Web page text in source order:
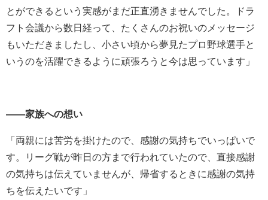
とができるという実感がまだ正直湧きませんでした。ドラ
フト会議から数日経って、たくさんのお祝いのメッセージ
もいただきましたし、小さい頃から夢見たプロ野球選手と
いうのを活躍できるように頑張ろうと今は思っています」
――家族への想い
「両親には苦労を掛けたので、感謝の気持ちでいっぱいで
す。リーグ戦が昨日の方まで行われていたので、直接感謝
の気持ちは伝えていませんが、帰省するときに感謝の気持
ちを伝えたいです」